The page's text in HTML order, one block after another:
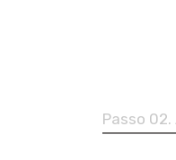
Passo